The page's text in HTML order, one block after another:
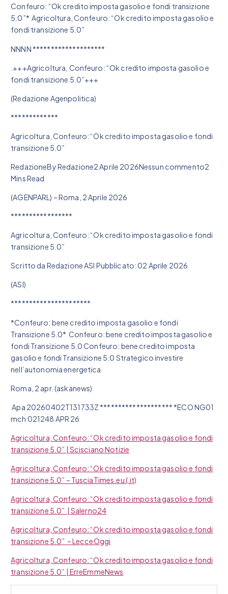
Confeuro: “Ok credito imposta gasolio e fondi transizione
5.0”* Agricoltura, Confeuro: “Ok credito imposta gasolio e
fondi transizione 5.0”
NNNN ********************
.+++Agricoltura, Confeuro: “Ok credito imposta gasolio e
fondi transizione 5.0”+++
(Redazione Agenpolitica)
*************
Agricoltura, Confeuro: “Ok credito imposta gasolio e fondi
transizione 5.0”
RedazioneBy Redazione2 Aprile 2026Nessun commento2
Mins Read
(AGENPARL) – Roma, 2 Aprile 2026
*****************
Agricoltura, Confeuro: “Ok credito imposta gasolio e fondi
transizione 5.0”
Scritto da Redazione ASI Pubblicato: 02 Aprile 2026
(ASI)
**********************
*Confeuro: bene credito imposta gasolio e fondi
Transizione 5.0* Confeuro: bene credito imposta gasolio e
fondi Transizione 5.0 Confeuro: bene credito imposta
gasolio e fondi Transizione 5.0 Strategico investire
nell’autonomia energetica
Roma, 2 apr. (askanews)
Apa 20260402T131733Z ******************** *ECO NG01
mch 021248 APR 26
Agricoltura, Confeuro: “Ok credito imposta gasolio e fondi
transizione 5.0” | Scisciano Notizie
Agricoltura, Confeuro: “Ok credito imposta gasolio e fondi
transizione 5.0” – TusciaTimes.eu (.it)
Agricoltura, Confeuro: “Ok credito imposta gasolio e fondi
transizione 5.0” | Salerno24
Agricoltura, Confeuro: “Ok credito imposta gasolio e fondi
transizione 5.0” – LecceOggi
Agricoltura, Confeuro: “Ok credito imposta gasolio e fondi
transizione 5.0” | ErreEmmeNews